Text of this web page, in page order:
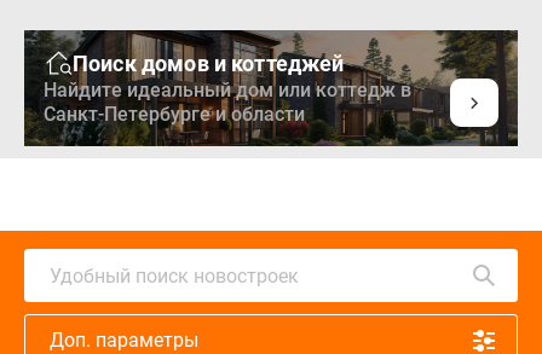
Поиск домов и коттеджей
Найдите идеальный дом или коттедж в
Санкт-Петербурге и области
Удобный поиск новостроек
Доп. параметры